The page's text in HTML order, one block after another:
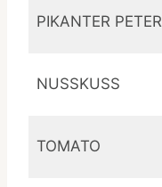
PIKANTER PETER
NUSSKUSS
TOMATO